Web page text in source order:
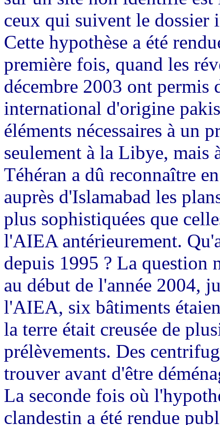
ceux qui suivent le dossier
Cette hypothèse a été
première fois, quand les
décembre 2003 ont permis
international d'origine
éléments nécessaires à un
seulement à la Libye, mais
Téhéran a dû reconnaître
auprès d'Islamabad les
plus sophistiquées que
l'AIEA antérieurement.
depuis 1995 ? La question
au début de l'année 2004,
l'AIEA, six bâtiments
la terre était creusée de
prélèvements. Des
trouver avant d'être
La seconde fois où
clandestin a été rendue